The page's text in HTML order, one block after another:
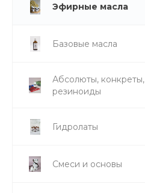
Эфирные масла
Базовые масла
Абсолюты, конкреты,
резиноиды
Гидролаты
Смеси и основы